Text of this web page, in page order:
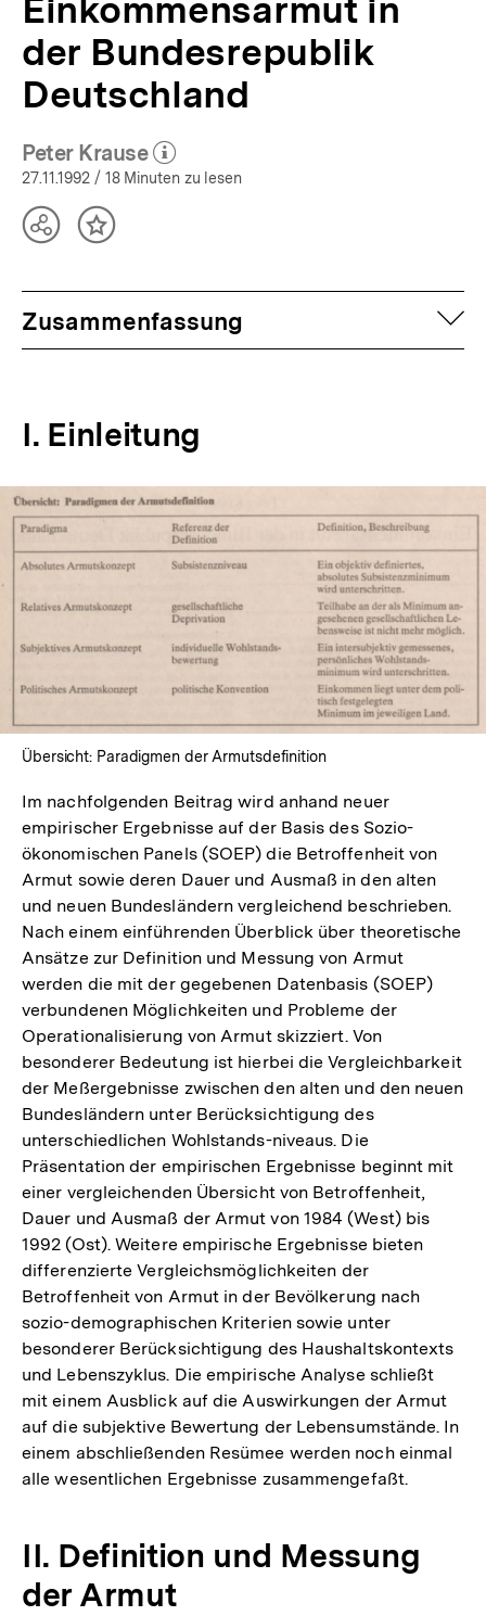
Einkommensarmut in
der Bundesrepublik
Deutschland
Peter Krause
(Mehr zum Autor)
öffnen
27.11.1992 / 18 Minuten zu lesen
TeilenInhalt
Zusammenfassung
I. Einleitung
Lightbox
öffnen
Übersicht: Paradigmen der Armutsdefinition
Im nachfolgenden Beitrag wird anhand neuer
empirischer Ergebnisse auf der Basis des Sozio-
ökonomischen Panels (SOEP) die Betroffenheit von
Armut sowie deren Dauer und Ausmaß in den alten
und neuen Bundesländern vergleichend beschrieben.
Nach einem einführenden Überblick über theoretische
Ansätze zur Definition und Messung von Armut
werden die mit der gegebenen Datenbasis (SOEP)
verbundenen Möglichkeiten und Probleme der
Operationalisierung von Armut skizziert. Von
besonderer Bedeutung ist hierbei die Vergleichbarkeit
der Meßergebnisse zwischen den alten und den neuen
Bundesländern unter Berücksichtigung des
unterschiedlichen Wohlstands-niveaus. Die
Präsentation der empirischen Ergebnisse beginnt mit
einer vergleichenden Übersicht von Betroffenheit,
Dauer und Ausmaß der Armut von 1984 (West) bis
1992 (Ost). Weitere empirische Ergebnisse bieten
differenzierte Vergleichsmöglichkeiten der
Betroffenheit von Armut in der Bevölkerung nach
sozio-demographischen Kriterien sowie unter
besonderer Berücksichtigung des Haushaltskontexts
und Lebenszyklus. Die empirische Analyse schließt
mit einem Ausblick auf die Auswirkungen der Armut
auf die subjektive Bewertung der Lebensumstände. In
einem abschließenden Resümee werden noch einmal
alle wesentlichen Ergebnisse zusammengefaßt.
II. Definition und Messung
der Armut